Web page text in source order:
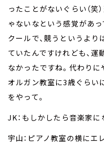
ったことがないぐらい（笑
ゃないなという感覚があ
クールで、競うというよ
ていたんですけれども、
なかったですね。代わり
オルガン教室に3歳ぐらい
をやって。
JK：もしかしたら音楽家
宇山：ピアノ教室の横にエ